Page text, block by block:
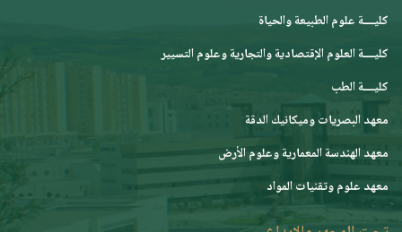
كليــــة علوم الطبيعة والحياة
كليــــة العلوم الإقتصادية والتجارية وعلوم التسيير
كليــــة الطب
معهد البصريات وميكانيك الدقة
معهد الهندسة المعمارية وعلوم الأرض
معهد علوم وتقنيات المواد